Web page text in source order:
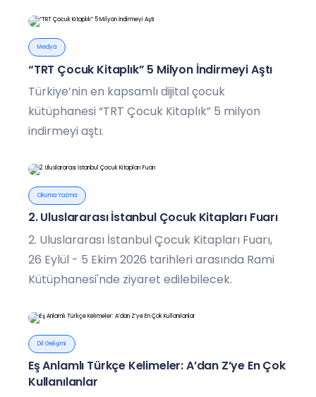
Medya
“TRT Çocuk Kitaplık” 5 Milyon İndirmeyi Aştı
Türkiye’nin en kapsamlı dijital çocuk
kütüphanesi “TRT Çocuk Kitaplık” 5 milyon
indirmeyi aştı.
Okuma Yazma
2. Uluslararası İstanbul Çocuk Kitapları Fuarı
2. Uluslararası İstanbul Çocuk Kitapları Fuarı,
26 Eylül - 5 Ekim 2026 tarihleri arasında Rami
Kütüphanesi'nde ziyaret edilebilecek.
Dil Gelişimi
Eş Anlamlı Türkçe Kelimeler: A’dan Z’ye En Çok
Kullanılanlar